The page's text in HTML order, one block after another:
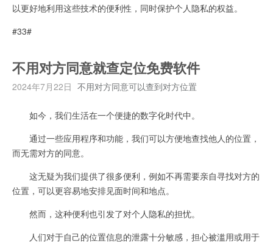
以更好地利用这些技术的便利性，同时保护个人隐私的权益。
#33#
不用对方同意就查定位免费软件
2024年7月22日 不用对方同意可以查到对方位置
如今，我们生活在一个便捷的数字化时代中。
通过一些应用程序和功能，我们可以方便地查找他人的位置，
而无需对方的同意。
这无疑为我们提供了很多便利，例如不再需要亲自寻找对方的
位置，可以更容易地安排见面时间和地点。
然而，这种便利也引发了对个人隐私的担忧。
人们对于自己的位置信息的泄露十分敏感，担心被滥用或用于